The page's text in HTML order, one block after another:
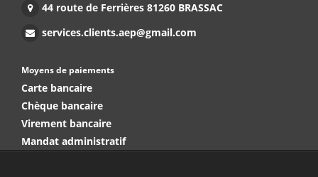
44 route de Ferrières 81260 BRASSAC
services.clients.aep@gmail.com
Moyens de paiements
Carte bancaire
Chèque bancaire
Virement bancaire
Mandat administratif